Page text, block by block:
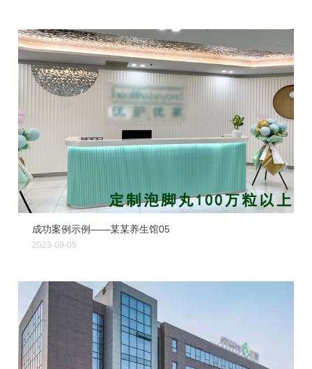
成功案例示例——某某养生馆05
2023-09-05